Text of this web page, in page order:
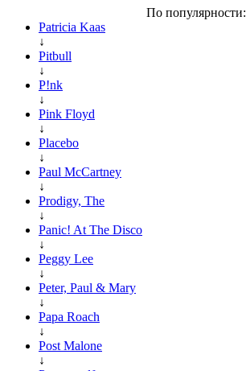
По популярности:
Patricia Kaas
↓
Pitbull
↓
P!nk
↓
Pink Floyd
↓
Placebo
↓
Paul McCartney
↓
Prodigy, The
↓
Panic! At The Disco
↓
Peggy Lee
↓
Peter, Paul & Mary
↓
Papa Roach
↓
Post Malone
↓